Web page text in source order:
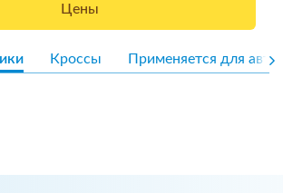
Цены
Кроссы Применяется для авто